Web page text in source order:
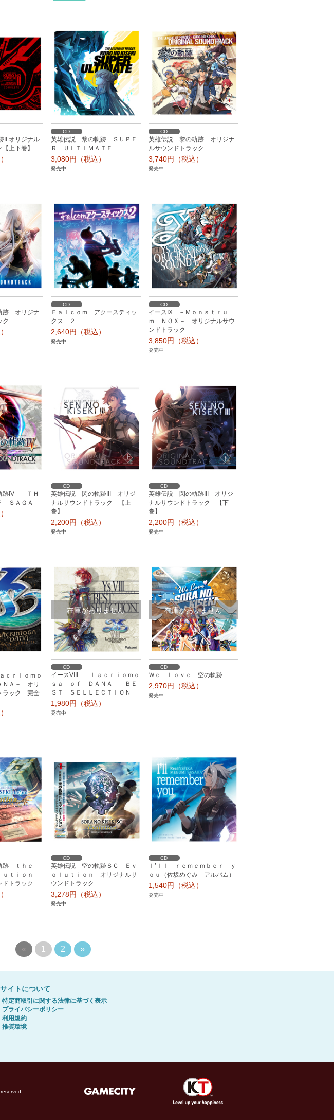
II オリジナル
【上下巻】
CD
英雄伝説 黎の軌跡 ＳＵＰＥ
Ｒ ＵＬＴＩＭＡＴＥ
3,080円（税込）
発売中
CD
英雄伝説 黎の軌跡 オリジナ
ルサウンドトラック
3,740円（税込）
発売中
跡 オリジナ
ク
CD
Ｆａｌｃｏｍ アクースティッ
クス ２
2,640円（税込）
発売中
CD
イースIX －Ｍｏｎｓｔｒｕ
ｍ ＮＯＸ－ オリジナルサウ
ンドトラック
3,850円（税込）
発売中
跡IV －ＴＨ
ＳＡＧＡ－
CD
英雄伝説 閃の軌跡III オリジ
ナルサウンドトラック 【上
巻】
2,200円（税込）
発売中
CD
英雄伝説 閃の軌跡III オリジ
ナルサウンドトラック 【下
巻】
2,200円（税込）
発売中
ｃｒｉｏｍｏ
Ａ－ オリ
ラック 完全
在庫がありません
CD
イースVIII －Ｌａｃｒｉｏｍｏ
ｓａ ｏｆ ＤＡＮＡ－ ＢＥ
ＳＴ ＳＥＬＬＥＣＴＩＯＮ
1,980円（税込）
発売中
在庫がありません
CD
Ｗｅ Ｌｏｖｅ 空の軌跡
2,970円（税込）
発売中
跡 ｔｈｅ
ｕｔｉｏｎ
ドトラック
CD
英雄伝説 空の軌跡ＳＣ Ｅｖ
ｏｌｕｔｉｏｎ オリジナルサ
ウンドトラック
3,278円（税込）
発売中
CD
Ｉ’ｌｌ ｒｅｍｅｍｂｅｒ ｙ
ｏｕ（佐坂めぐみ アルバム）
1,540円（税込）
発売中
« 1 2 »
イトについて
特定商取引に関する法律に基づく表示
プライバシーポリシー
利用規約
推奨環境